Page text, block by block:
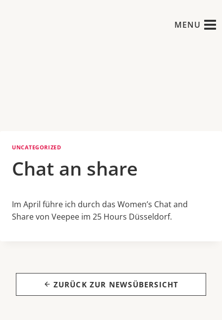
MENU
UNCATEGORIZED
Chat an share
Im April führe ich durch das Women’s Chat and
Share von Veepee im 25 Hours Düsseldorf.
ZURÜCK ZUR NEWSÜBERSICHT